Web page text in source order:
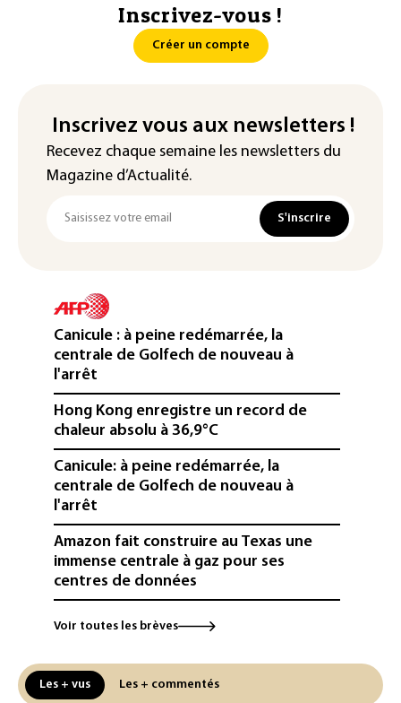
Inscrivez-vous !
Créer un compte
Inscrivez vous aux newsletters !
Recevez chaque semaine les newsletters du
Magazine d’Actualité.
S'inscrire
Canicule : à peine redémarrée, la
centrale de Golfech de nouveau à
l'arrêt
Hong Kong enregistre un record de
chaleur absolu à 36,9°C
Canicule: à peine redémarrée, la
centrale de Golfech de nouveau à
l'arrêt
Amazon fait construire au Texas une
immense centrale à gaz pour ses
centres de données
L'UE demande à Meta et TikTok de
renforcer la surveillance et la
Ceuta
Voir toutes les brèves
Les + vus Les + commentés